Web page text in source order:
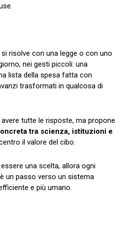
risolve con una legge o con uno
nei gesti piccoli: una
lista della spesa fatta con
trasformati in qualcosa di
avere tutte le risposte, ma propone
tra scienza, istituzioni e
il valore del cibo.
una scelta, allora ogni
un passo verso un sistema
e più umano.